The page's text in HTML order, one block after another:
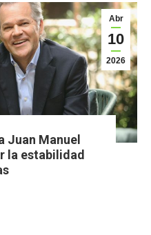
Abr
10
2026
Juan Manuel
la estabilidad